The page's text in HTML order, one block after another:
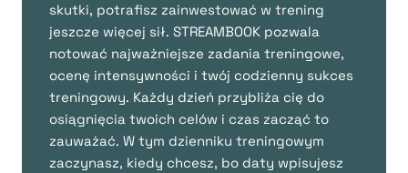
skutki, potrafisz zainwestować w trening
jeszcze więcej sił. STREAMBOOK pozwala
notować najważniejsze zadania treningowe,
ocenę intensywności i twój codzienny sukces
treningowy. Każdy dzień przybliża cię do
osiągnięcia twoich celów i czas zacząć to
zauważać. W tym dzienniku treningowym
zaczynasz, kiedy chcesz, bo daty wpisujesz